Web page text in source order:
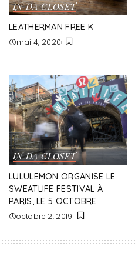
IN DA CLOSET
LEATHERMAN FREE K
mai 4, 2020
IN DA CLOSET
LULULEMON ORGANISE LE
SWEATLIFE FESTIVAL À
PARIS, LE 5 OCTOBRE
octobre 2, 2019